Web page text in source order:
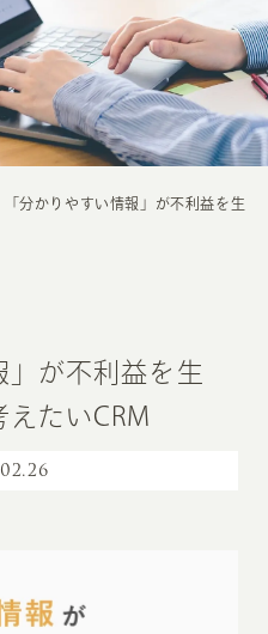
「分かりやすい情報」が不利益を生
」が不利益を生
たいCRM
02.26